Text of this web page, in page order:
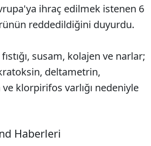
ihraç edilmek istenen 6
reddedildiğini duyurdu.
susam, kolajen ve narlar;
deltametrin,
klorpirifos varlığı nedeniyle
Haberleri